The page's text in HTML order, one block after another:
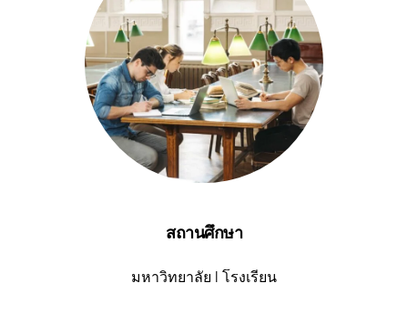
สถานศึกษา
มหาวิทยาลัย I โรงเรียน